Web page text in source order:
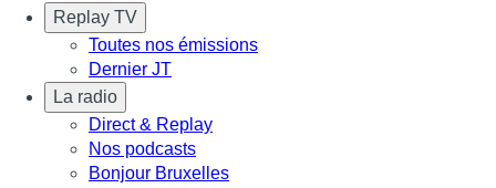
Replay TV
Toutes nos émissions
Dernier JT
La radio
Direct & Replay
Nos podcasts
Bonjour Bruxelles